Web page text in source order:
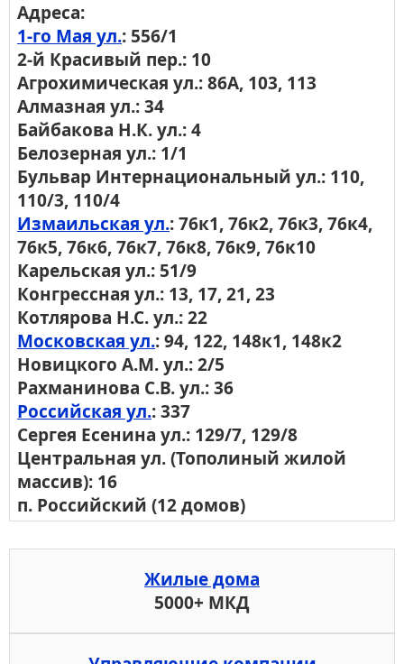
Адреса:
1-го Мая ул.: 556/1
2-й Красивый пер.: 10
Агрохимическая ул.: 86А, 103, 113
Алмазная ул.: 34
Байбакова Н.К. ул.: 4
Белозерная ул.: 1/1
Бульвар Интернациональный ул.: 110,
110/3, 110/4
Измаильская ул.: 76к1, 76к2, 76к3, 76к4,
76к5, 76к6, 76к7, 76к8, 76к9, 76к10
Карельская ул.: 51/9
Конгрессная ул.: 13, 17, 21, 23
Котлярова Н.С. ул.: 22
Московская ул.: 94, 122, 148к1, 148к2
Новицкого А.М. ул.: 2/5
Рахманинова С.В. ул.: 36
Российская ул.: 337
Сергея Есенина ул.: 129/7, 129/8
Центральная ул. (Тополиный жилой
массив): 16
п. Российский (12 домов)
Жилые дома
5000+ МКД